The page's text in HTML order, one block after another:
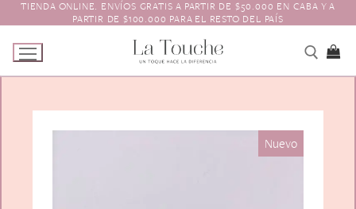
al
contenido
TIENDA ONLINE. ENVÍOS GRATIS A PARTIR DE $50.000 EN CABA Y A
PARTIR DE $100.000 PARA EL RESTO DEL PAÍS
Nuevo